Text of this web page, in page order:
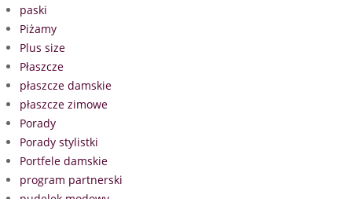
paski
Piżamy
Plus size
Płaszcze
płaszcze damskie
płaszcze zimowe
Porady
Porady stylistki
Portfele damskie
program partnerski